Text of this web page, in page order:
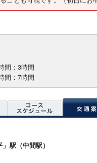
間：3時間
間：7時間
駅（中間駅）